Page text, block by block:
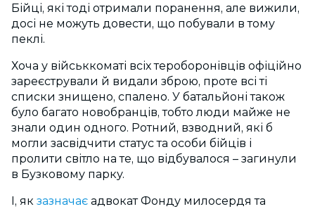
Бійці, які тоді отримали поранення, але вижили,
досі не можуть довести, що побували в тому
пеклі.
Хоча у військкоматі всіх тероборонівців офіційно
зареєстрували й видали зброю, проте всі ті
списки знищено, спалено. У батальйоні також
було багато новобранців, тобто люди майже не
знали один одного. Ротний, взводний, які б
могли засвідчити статус та особи бійців і
пролити світло на те, що відбувалося – загинули
в Бузковому парку.
І, як зазначає адвокат Фонду милосердя та